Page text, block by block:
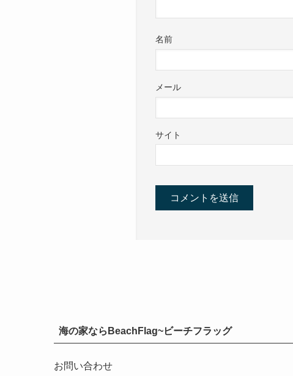
名前
メール
サイト
海の家ならBeachFlag~ビーチフラッグ
お問い合わせ